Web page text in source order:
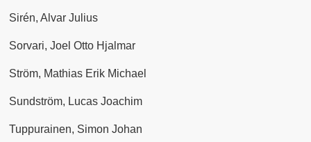
Sirén, Alvar Julius
Sorvari, Joel Otto Hjalmar
Ström, Mathias Erik Michael
Sundström, Lucas Joachim
Tuppurainen, Simon Johan